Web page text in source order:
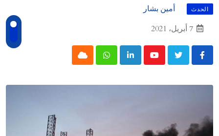
الحدث
أمين بشار
7 أبريل، 2021
Youtube
LinkedIn
Whatsapp
Cloud